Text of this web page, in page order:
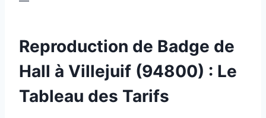
Reproduction de Badge de
Hall à Villejuif (94800) : Le
Tableau des Tarifs